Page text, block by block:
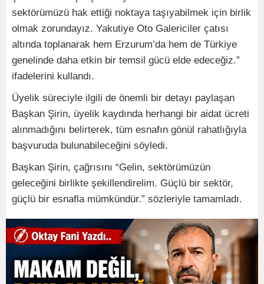
sektörümüzü hak ettiği noktaya taşıyabilmek için birlik
olmak zorundayız. Yakutiye Oto Galericiler çatısı
altında toplanarak hem Erzurum’da hem de Türkiye
genelinde daha etkin bir temsil gücü elde edeceğiz.”
ifadelerini kullandı.
Üyelik süreciyle ilgili de önemli bir detayı paylaşan
Başkan Şirin, üyelik kaydında herhangi bir aidat ücreti
alınmadığını belirterek, tüm esnafın gönül rahatlığıyla
başvuruda bulunabileceğini söyledi.
Başkan Şirin, çağrısını “Gelin, sektörümüzün
geleceğini birlikte şekillendirelim. Güçlü bir sektör,
güçlü bir esnafla mümkündür.” sözleriyle tamamladı.